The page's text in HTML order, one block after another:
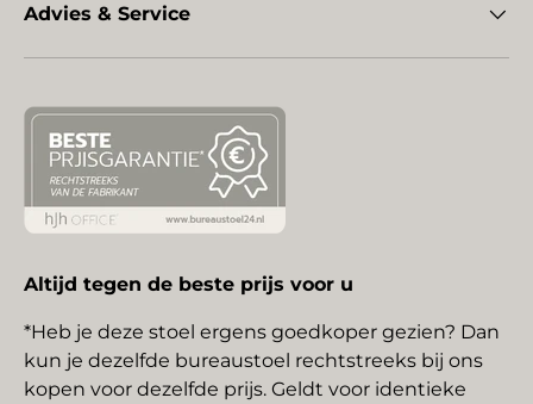
Advies & Service
Altijd tegen de beste prijs voor u
*Heb je deze stoel ergens goedkoper gezien? Dan
kun je dezelfde bureaustoel rechtstreeks bij ons
kopen voor dezelfde prijs. Geldt voor identieke